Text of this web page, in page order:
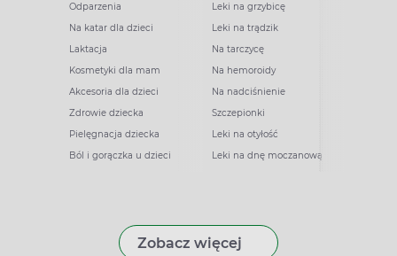
Odparzenia
Na katar dla dzieci
Laktacja
Kosmetyki dla mam
Akcesoria dla dzieci
Zdrowie dziecka
Pielęgnacja dziecka
Ból i gorączka u dzieci
Leki na grzybicę
Leki na trądzik
Na tarczycę
Na hemoroidy
Na nadciśnienie
Szczepionki
Leki na otyłość
Leki na dnę moczanową
Zobacz więcej